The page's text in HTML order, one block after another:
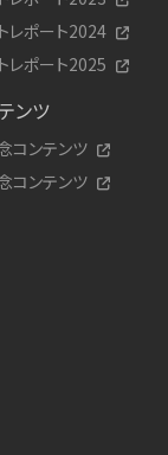
レポート2024
レポート2025
ンツ
コンテンツ
コンテンツ